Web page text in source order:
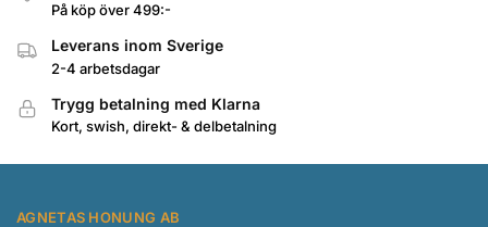
På köp över 499:-
Leverans inom Sverige
2-4 arbetsdagar
Trygg betalning med Klarna
Kort, swish, direkt- & delbetalning
AGNETAS HONUNG AB